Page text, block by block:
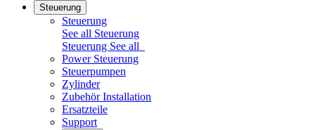
Steuerung
Steuerung
See all Steuerung
Steuerung See all
Power Steuerung
Steuerpumpen
Zylinder
Zubehör Installation
Ersatzteile
Support